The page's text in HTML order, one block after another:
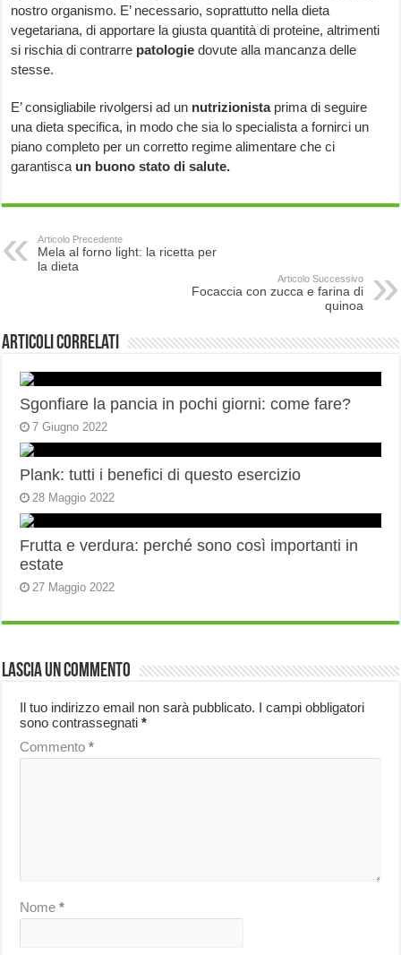
nostro organismo. E’ necessario, soprattutto nella dieta
vegetariana, di apportare la giusta quantità di proteine, altrimenti
si rischia di contrarre patologie dovute alla mancanza delle
stesse.
E’ consigliabile rivolgersi ad un nutrizionistaprima di seguire
una dieta specifica, in modo che sia lo specialista a fornirci un
piano completo per un corretto regime alimentare che ci
garantisca un buono stato di salute.
Articolo Precedente
Mela al forno light: la ricetta per
la dieta
Articolo Successivo
Focaccia con zucca e farina di
quinoa
Articoli correlati
Sgonfiare la pancia in pochi giorni: come fare?
7 Giugno 2022
Plank: tutti i benefici di questo esercizio
28 Maggio 2022
Frutta e verdura: perché sono così importanti in
estate
27 Maggio 2022
Lascia un commento
Il tuo indirizzo email non sarà pubblicato. I campi obbligatori
sono contrassegnati*
Commento*
Nome*